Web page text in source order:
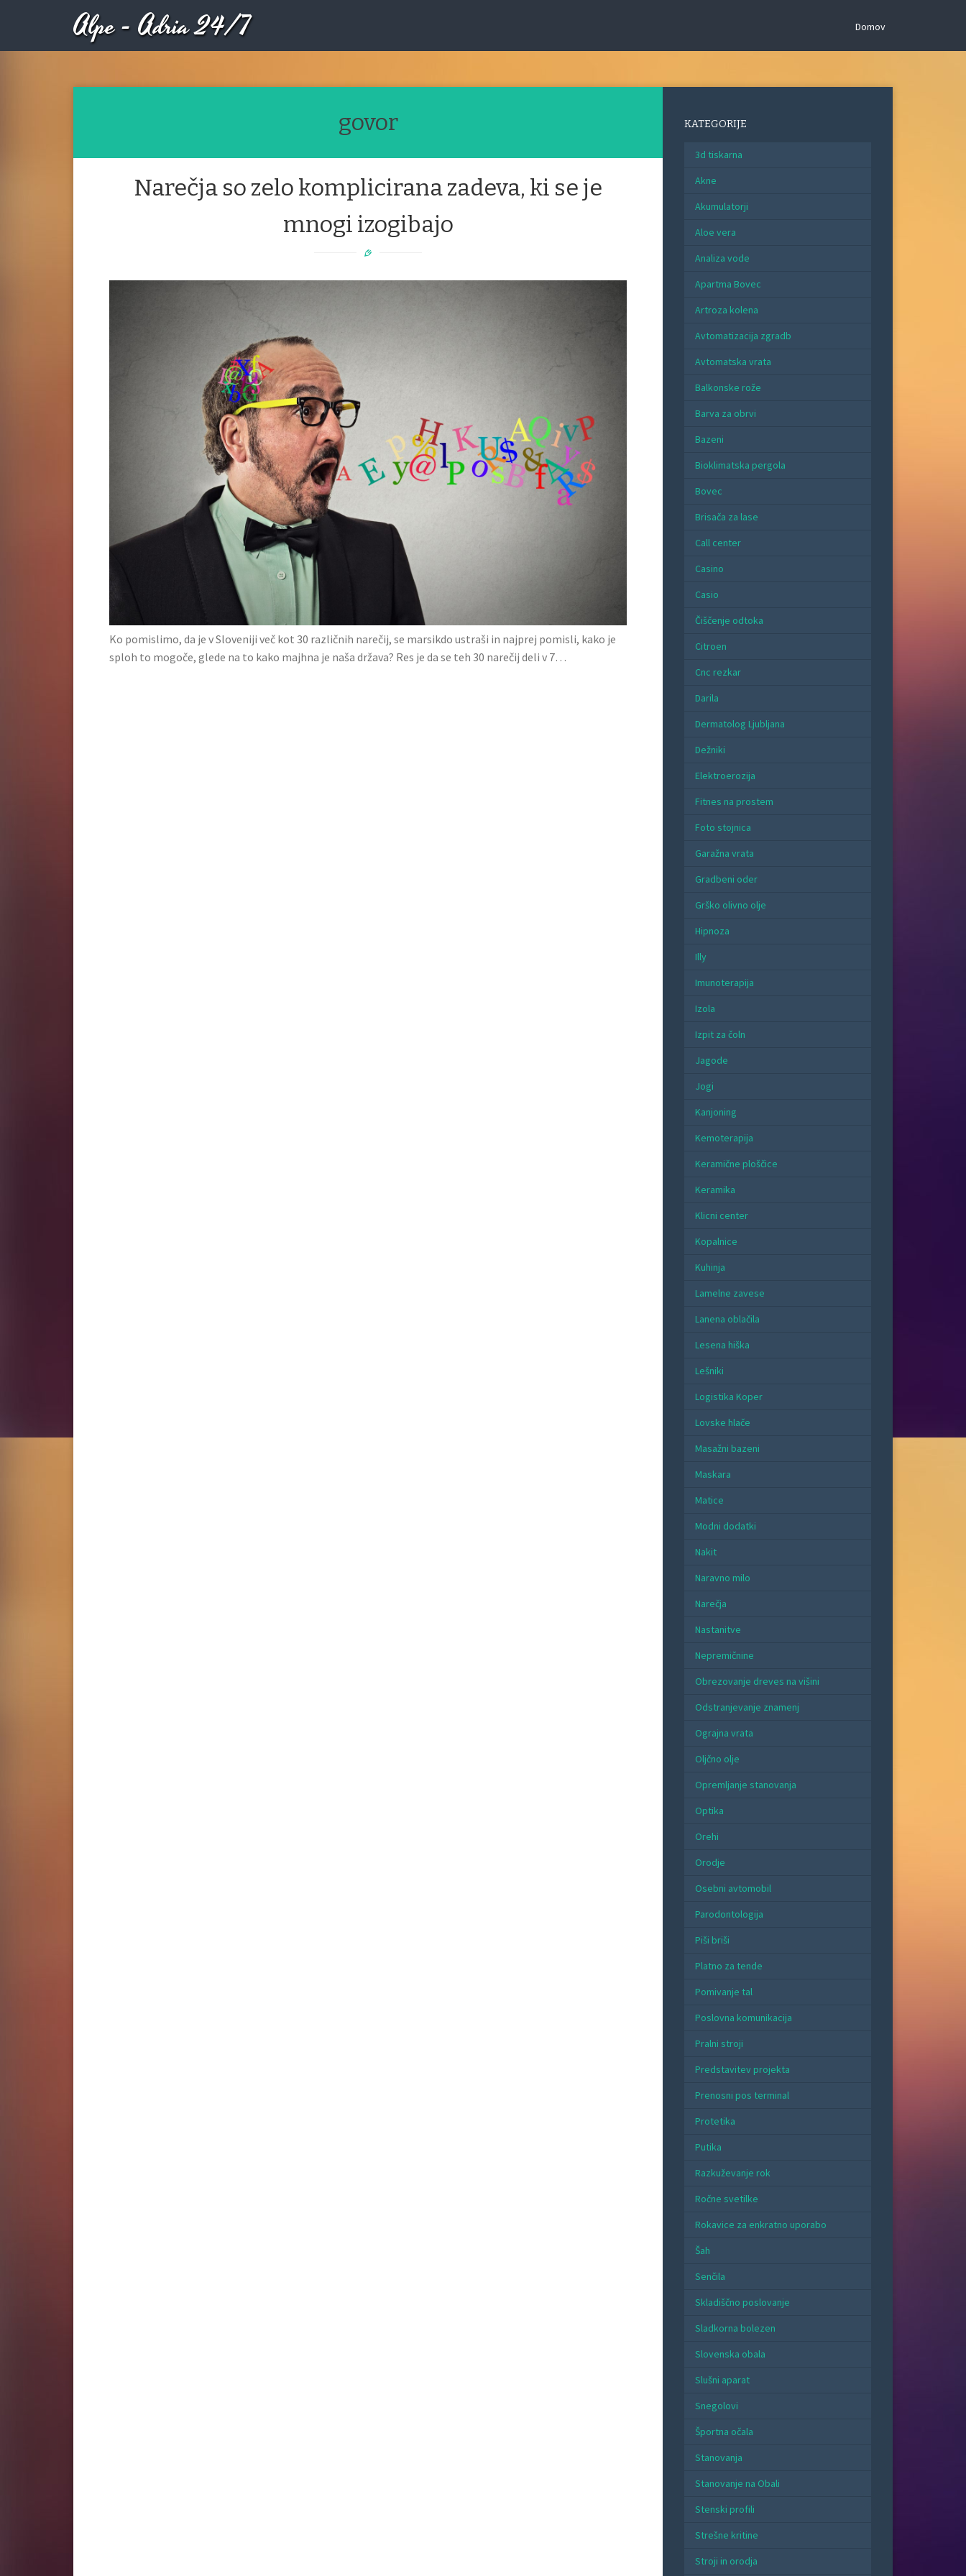
Alpe - Adria 24/7 Domov
govor
Narečja so zelo komplicirana zadeva, ki se je
mnogi izogibajo
Ko pomislimo, da je v Sloveniji več kot 30 različnih narečij, se marsikdo ustraši in najprej pomisli, kako je
sploh to mogoče, glede na to kako majhna je naša država? Res je da se teh 30 narečij deli v 7…
KATEGORIJE
3d tiskarna
Akne
Akumulatorji
Aloe vera
Analiza vode
Apartma Bovec
Artroza kolena
Avtomatizacija zgradb
Avtomatska vrata
Balkonske rože
Barva za obrvi
Bazeni
Bioklimatska pergola
Bovec
Brisača za lase
Call center
Casino
Casio
Čiščenje odtoka
Citroen
Cnc rezkar
Darila
Dermatolog Ljubljana
Dežniki
Elektroerozija
Fitnes na prostem
Foto stojnica
Garažna vrata
Gradbeni oder
Grško olivno olje
Hipnoza
Illy
Imunoterapija
Izola
Izpit za čoln
Jagode
Jogi
Kanjoning
Kemoterapija
Keramične ploščice
Keramika
Klicni center
Kopalnice
Kuhinja
Lamelne zavese
Lanena oblačila
Lesena hiška
Lešniki
Logistika Koper
Lovske hlače
Masažni bazeni
Maskara
Matice
Modni dodatki
Nakit
Naravno milo
Narečja
Nastanitve
Nepremičnine
Obrezovanje dreves na višini
Odstranjevanje znamenj
Ograjna vrata
Oljčno olje
Opremljanje stanovanja
Optika
Orehi
Orodje
Osebni avtomobil
Parodontologija
Piši briši
Platno za tende
Pomivanje tal
Poslovna komunikacija
Pralni stroji
Predstavitev projekta
Prenosni pos terminal
Protetika
Putika
Razkuževanje rok
Ročne svetilke
Rokavice za enkratno uporabo
Šah
Senčila
Skladiščno poslovanje
Sladkorna bolezen
Slovenska obala
Slušni aparat
Snegolovi
Športna očala
Stanovanja
Stanovanje na Obali
Stenski profili
Strešne kritine
Stroji in orodja